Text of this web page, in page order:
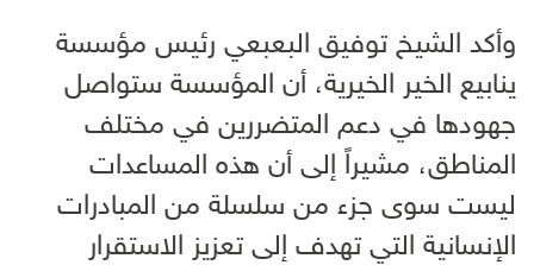
وأكد الشيخ توفيق البعبعي رئيس مؤسسة
ينابيع الخير الخيرية، أن المؤسسة ستواصل
جهودها في دعم المتضررين في مختلف
المناطق، مشيراً إلى أن هذه المساعدات
ليست سوى جزء من سلسلة من المبادرات
الإنسانية التي تهدف إلى تعزيز الاستقرار